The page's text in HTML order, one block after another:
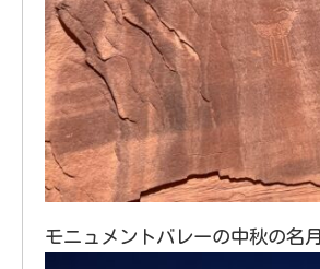
モニュメントバレーの中秋の名月